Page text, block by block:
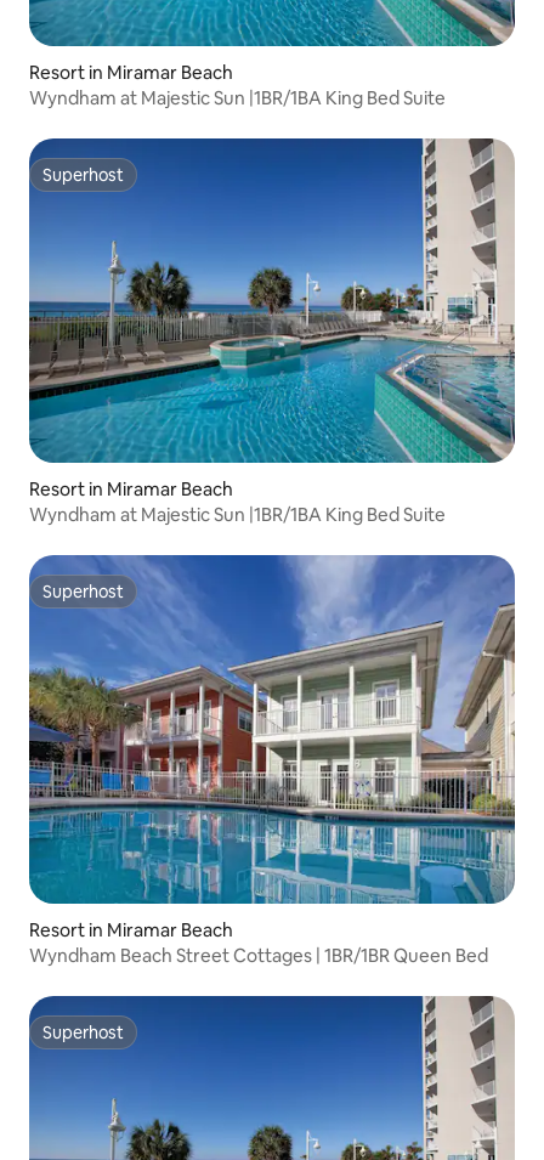
Resort in Miramar Beach
Wyndham at Majestic Sun |1BR/1BA King Bed Suite
Superhost
Superhost
Resort in Miramar Beach
Wyndham at Majestic Sun |1BR/1BA King Bed Suite
Superhost
Superhost
Resort in Miramar Beach
Wyndham Beach Street Cottages | 1BR/1BR Queen Bed
Superhost
Superhost